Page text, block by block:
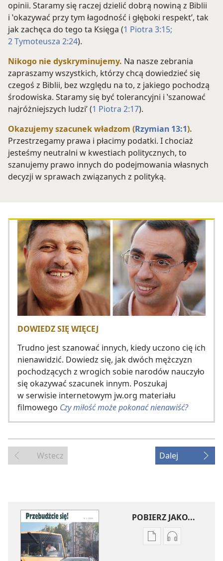
opinii. Staramy się raczej dzielić dobrą nowiną z Biblii
i ‛okazywać przy tym łagodność i głęboki respekt’, tak
jak zachęca do tego ta Księga (1 Piotra 3:15;
2 Tymoteusza 2:24).
Nikogo nie dyskryminujemy. Na nasze zebrania
zapraszamy wszystkich, którzy chcą dowiedzieć się
czegoś z Biblii, bez względu na to, z jakiego pochodzą
środowiska. Staramy się być tolerancyjni i ‛szanować
najróżniejszych ludzi’ (1 Piotra 2:17).
Okazujemy szacunek władzom (Rzymian 13:1).
Przestrzegamy prawa i płacimy podatki. I chociaż
jesteśmy neutralni w kwestiach politycznych, to
szanujemy prawo innych do podejmowania własnych
decyzji w sprawach związanych z polityką.
DOWIEDZ SIĘ WIĘCEJ
Trudno jest szanować innych, kiedy uczono cię ich
nienawidzić. Dowiedz się, jak dwóch mężczyzn
pochodzących z wrogich sobie narodów nauczyło
się okazywać szacunek innym. Poszukaj
w serwisie internetowym jw.org materiału
filmowego Czy miłość może pokonać nienawiść?
Wstecz Dalej
POBIERZ JAKO...
UstawieniaUstawienia